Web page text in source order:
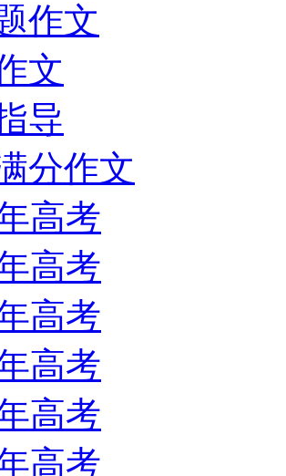
作文
文
导
分作文
高考
高考
高考
高考
高考
高考